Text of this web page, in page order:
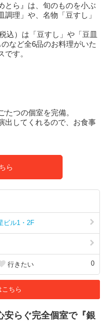
とら』は、旬のものを小ぶ
理」や、名物「豆すし」
込）は「豆すし」や「豆皿
など全6品のお料理がいた
す。
たつの個室を完備。
出してくれるので、お食事
ら
ビル1・2F
行きたい 0
こちら
安らぐ完全個室で『銀